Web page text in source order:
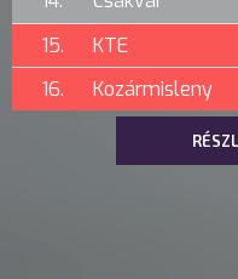
15.
KTE
16.
Kozármisleny